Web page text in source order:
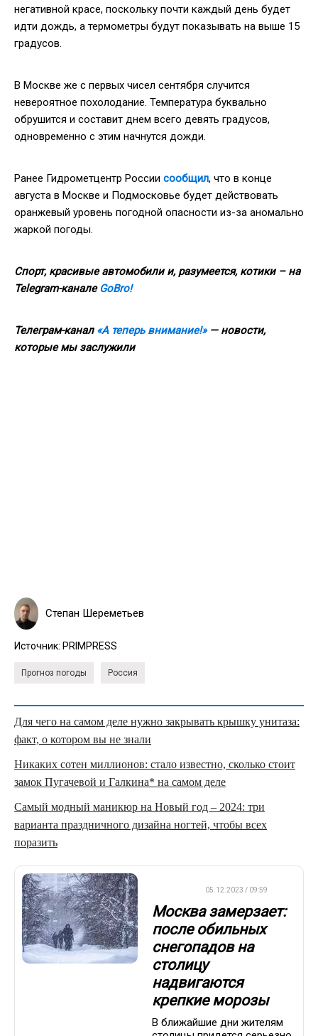
негативной красе, поскольку почти каждый день будет
идти дождь, а термометры будут показывать на выше 15
градусов.
В Москве же с первых чисел сентября случится
невероятное похолодание. Температура буквально
обрушится и составит днем всего девять градусов,
одновременно с этим начнутся дожди.
Ранее Гидрометцентр России сообщил, что в конце
августа в Москве и Подмосковье будет действовать
оранжевый уровень погодной опасности из-за аномально
жаркой погоды.
Спорт, красивые автомобили и, разумеется, котики – на
Telegram-канале GoBro!
Телеграм-канал «А теперь внимание!»— новости,
которые мы заслужили
Степан Шереметьев
Источник: PRIMPRESS
Прогноз погоды Россия
Для чего на самом деле нужно закрывать крышку унитаза:
факт, о котором вы не знали
Никаких сотен миллионов: стало известно, сколько стоит
замок Пугачевой и Галкина* на самом деле
Самый модный маникюр на Новый год – 2024: три
варианта праздничного дизайна ногтей, чтобы всех
поразить
05.12.2023 / 09:59
Москва замерзает:
после обильных
снегопадов на
столицу
надвигаются
крепкие морозы
В ближайшие дни жителям